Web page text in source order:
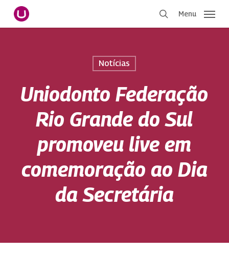
Pular
para
Menu
Notícias
Uniodonto Federação
Rio Grande do Sul
promoveu live em
comemoração ao Dia
da Secretária